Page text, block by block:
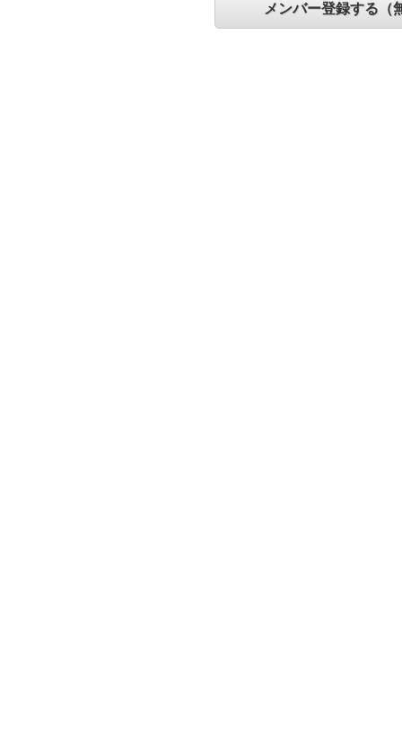
メンバー登録する（